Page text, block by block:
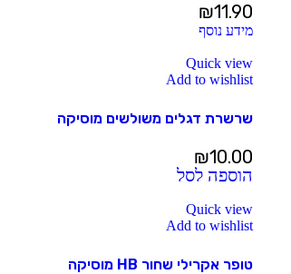
₪11.90
מידע נוסף
Quick view
Add to wishlist
שרשרת דגלים משולשים מוסיקה
₪10.00
הוספה לסל
Quick view
Add to wishlist
טופר אקרילי שחור HB מוסיקה